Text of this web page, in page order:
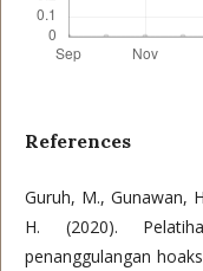
References
Guruh, M., Gunawan,
H. (2020).
penanggulangan